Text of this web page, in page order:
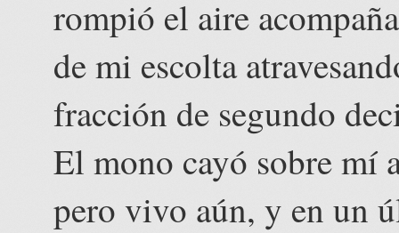
rompió el aire
de mi escolta
fracción de segundo
El mono cayó sobre mí
pero vivo aún, y en un